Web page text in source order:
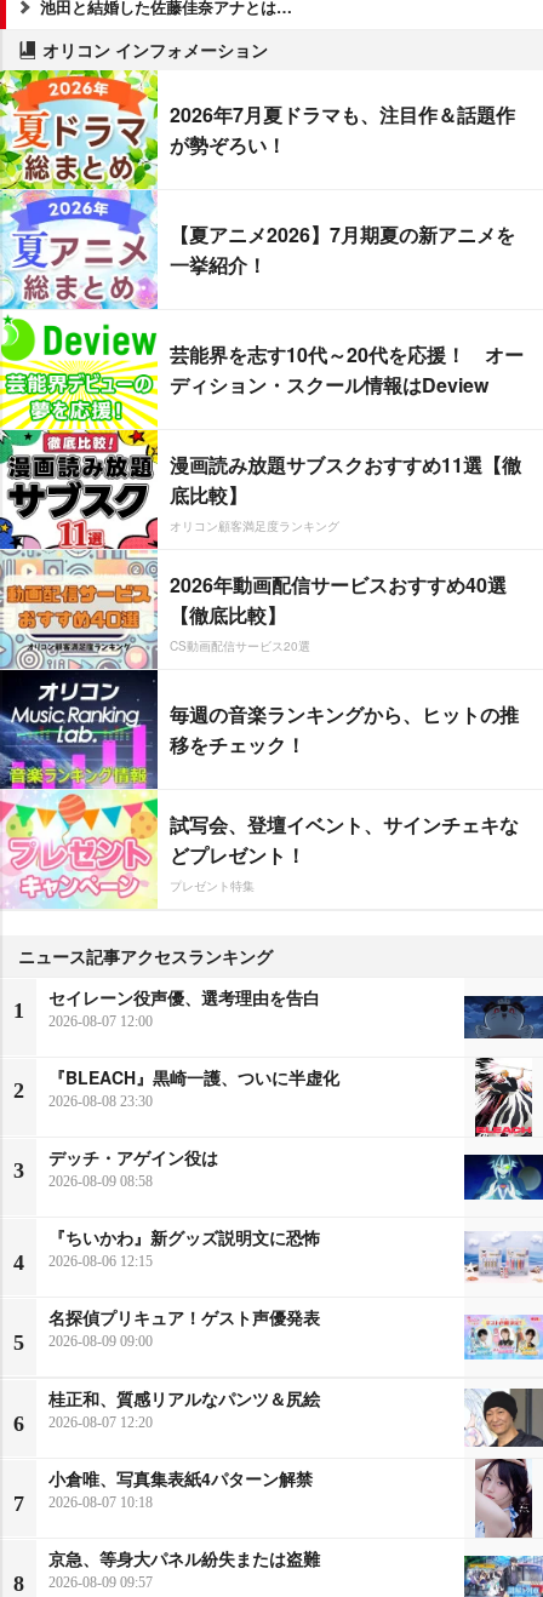
池田と結婚した佐藤佳奈アナとは…
オリコン インフォメーション
2026年7月夏ドラマも、注目作＆話題作
が勢ぞろい！
【夏アニメ2026】7月期夏の新アニメを
一挙紹介！
芸能界を志す10代～20代を応援！ オー
ディション・スクール情報はDeview
漫画読み放題サブスクおすすめ11選【徹
底比較】
オリコン顧客満足度ランキング
2026年動画配信サービスおすすめ40選
【徹底比較】
CS動画配信サービス20選
毎週の音楽ランキングから、ヒットの推
移をチェック！
試写会、登壇イベント、サインチェキな
どプレゼント！
プレゼント特集
ニュース記事アクセスランキング
1
セイレーン役声優、選考理由を告白
2026-08-07 12:00
2
『BLEACH』黒崎一護、ついに半虚化
2026-08-08 23:30
3
デッチ・アゲイン役は
2026-08-09 08:58
4
『ちいかわ』新グッズ説明文に恐怖
2026-08-06 12:15
5
名探偵プリキュア！ゲスト声優発表
2026-08-09 09:00
6
桂正和、質感リアルなパンツ＆尻絵
2026-08-07 12:20
7
小倉唯、写真集表紙4パターン解禁
2026-08-07 10:18
8
京急、等身大パネル紛失または盗難
2026-08-09 09:57